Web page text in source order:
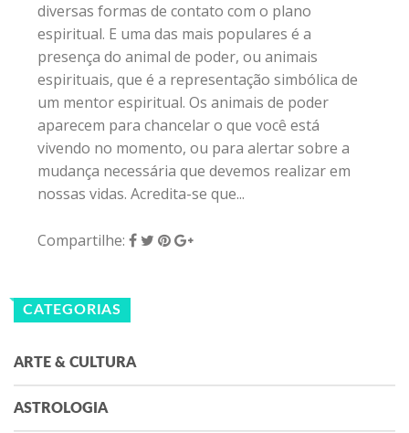
diversas formas de contato com o plano
espiritual. E uma das mais populares é a
presença do animal de poder, ou animais
espirituais, que é a representação simbólica de
um mentor espiritual. Os animais de poder
aparecem para chancelar o que você está
vivendo no momento, ou para alertar sobre a
mudança necessária que devemos realizar em
nossas vidas. Acredita-se que...
Compartilhe:
CATEGORIAS
ARTE & CULTURA
ASTROLOGIA